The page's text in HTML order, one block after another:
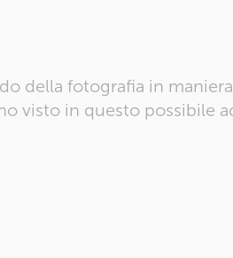
della fotografia in
visto in questo possibile